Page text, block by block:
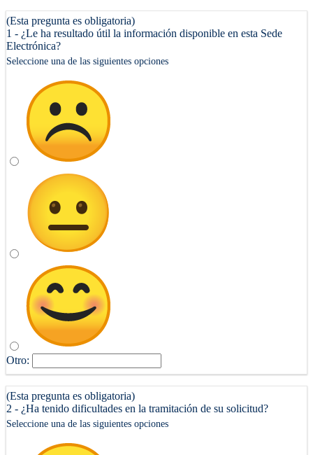
(Esta pregunta es obligatoria)
1 - ¿Le ha resultado útil la información disponible en esta Sede
Electrónica?
Seleccione una de las siguientes opciones
Otro:
(Esta pregunta es obligatoria)
2 - ¿Ha tenido dificultades en la tramitación de su solicitud?
Seleccione una de las siguientes opciones